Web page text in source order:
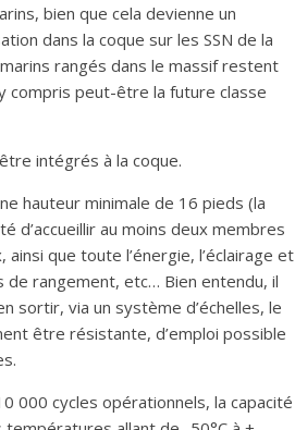
bien que cela devienne un
dans la coque sur les SSN de la
rangés dans le massif restent
compris peut-être la future classe
intégrés à la coque.
hauteur minimale de 16 pieds (la
d’accueillir au moins deux membres
que toute l’énergie, l’éclairage et
rangement, etc… Bien entendu, il
sortir, via un système d’échelles, le
être résistante, d’emploi possible
000 cycles opérationnels, la capacité